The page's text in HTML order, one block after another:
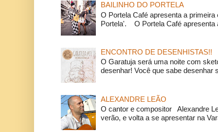
BAILINHO DO PORTELA
O Portela Café apresenta a
Portela'. O Portela Café apresenta
ENCONTRO DE DESENHISTAS!!
O Garatuja será uma noite com
desenhar! Você que sabe desenhar
ALEXANDRE LEÃO
O cantor e compositor Alexandre
verão, e volta a se apresentar na